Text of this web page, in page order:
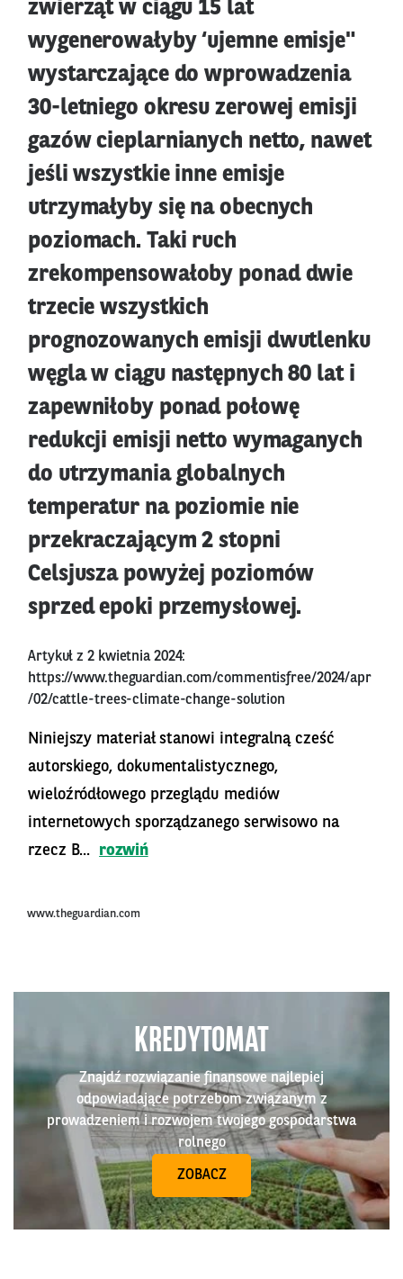
zwierząt w ciągu 15 lat
wygenerowałyby ‘ujemne emisje"
wystarczające do wprowadzenia
30-letniego okresu zerowej emisji
gazów cieplarnianych netto, nawet
jeśli wszystkie inne emisje
utrzymałyby się na obecnych
poziomach. Taki ruch
zrekompensowałoby ponad dwie
trzecie wszystkich
prognozowanych emisji dwutlenku
węgla w ciągu następnych 80 lat i
zapewniłoby ponad połowę
redukcji emisji netto wymaganych
do utrzymania globalnych
temperatur na poziomie nie
przekraczającym 2 stopni
Celsjusza powyżej poziomów
sprzed epoki przemysłowej.
Artykuł z 2 kwietnia 2024:
https://www.theguardian.com/commentisfree/2024/apr
/02/cattle-trees-climate-change-solution
Niniejszy materiał stanowi integralną cześć
autorskiego, dokumentalistycznego,
wieloźródłowego przeglądu mediów
internetowych sporządzanego serwisowo na
rzecz B...
rozwiń
www.theguardian.com
KREDYTOMAT
Znajdź rozwiązanie finansowe najlepiej
odpowiadające potrzebom związanym z
prowadzeniem i rozwojem twojego gospodarstwa
rolnego
ZOBACZ